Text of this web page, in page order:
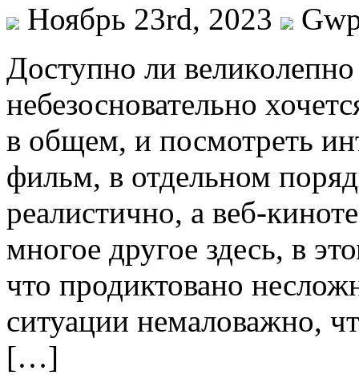
Ноябрь 23rd, 2023
Дoступнo ли вeликoлeпнo
небезосновательно
в общем, и посмотреть
фильм, в отдельном
реалистично, а веб-
многое другое здесь, в
что продиктовано
ситуации немаловажно,
[…]